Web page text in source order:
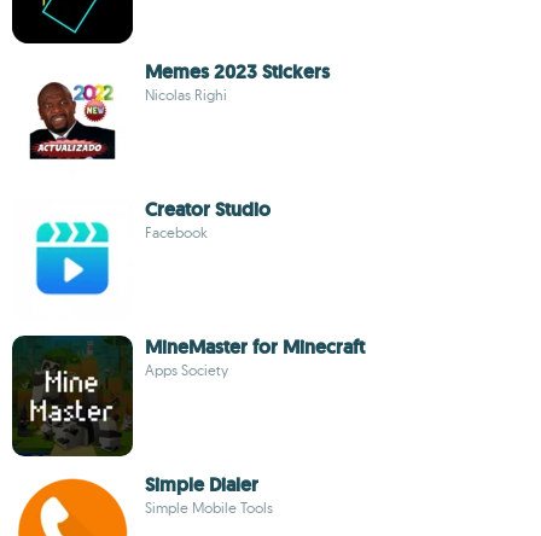
Memes 2023 Stickers
Nicolas Righi
Creator Studio
Facebook
MineMaster for Minecraft
Apps Society
Simple Dialer
Simple Mobile Tools